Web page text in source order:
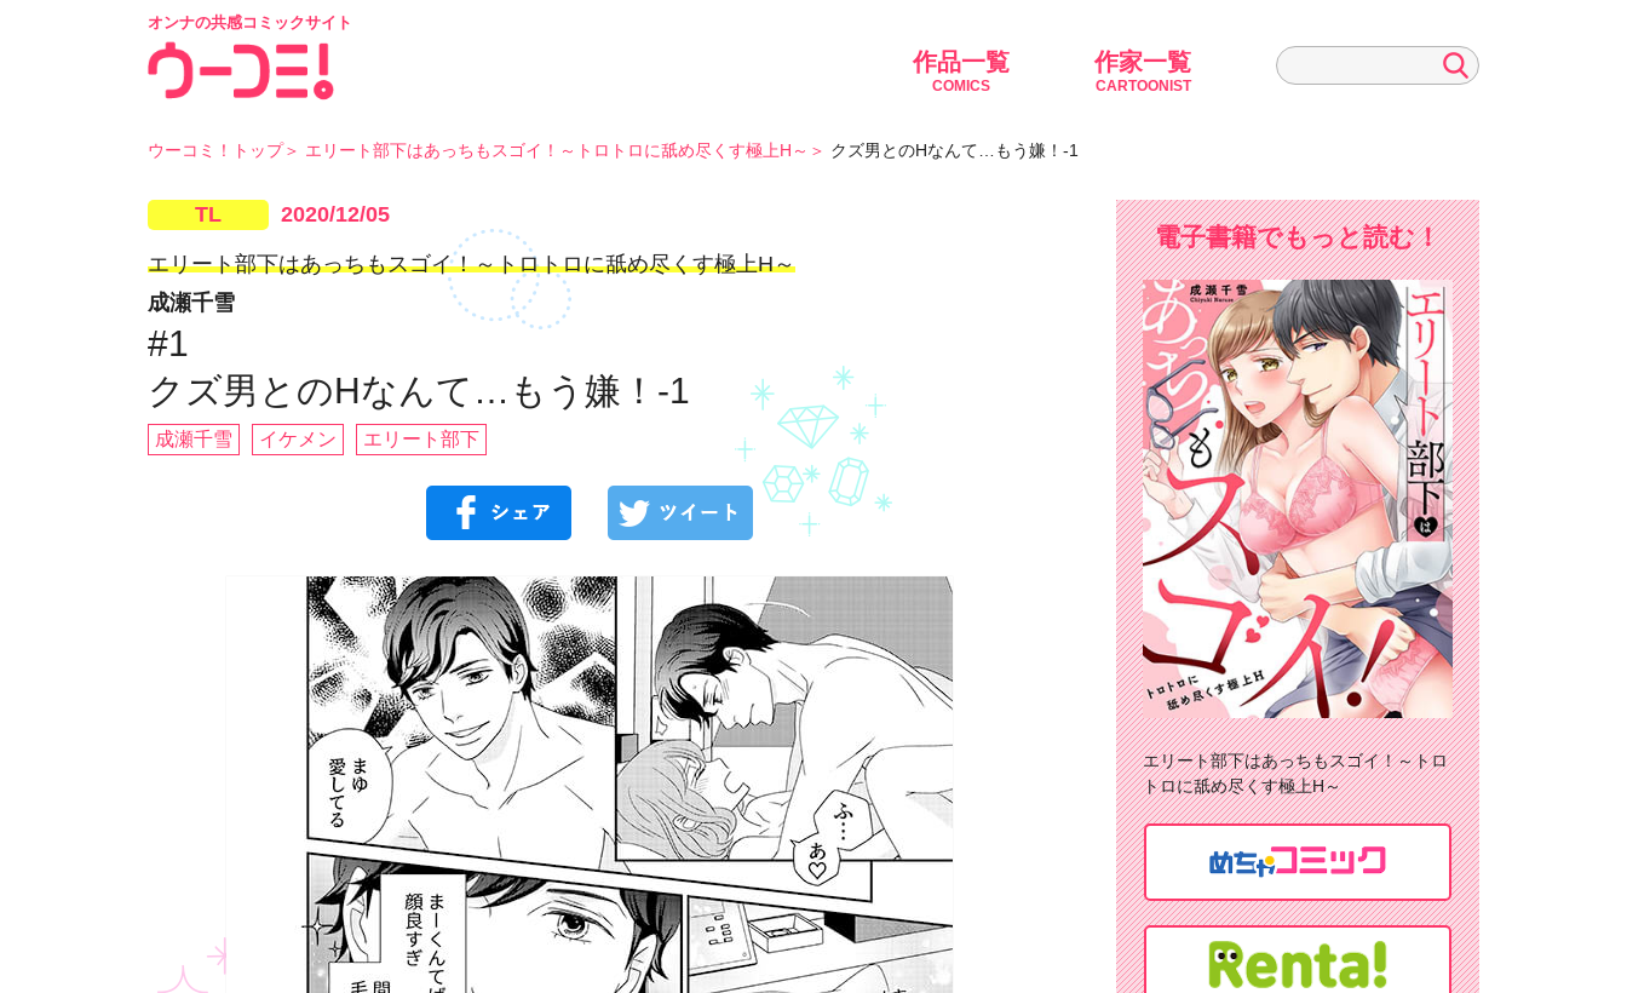
オンナの共感コミックサイト
作品一覧
COMICS
作家一覧
CARTOONIST
ウーコミ！トップ エリート部下はあっちもスゴイ！～トロトロに舐め尽くす極上H～ クズ男とのHなんて…もう嫌！-1
TL 2020/12/05
エリート部下はあっちもスゴイ！～トロトロに舐め尽くす極上H～
成瀬千雪
#1
クズ男とのHなんて…もう嫌！-1
成瀬千雪 イケメン エリート部下
電子書籍でもっと読む！
エリート部下はあっちもスゴイ！～トロ
トロに舐め尽くす極上H～